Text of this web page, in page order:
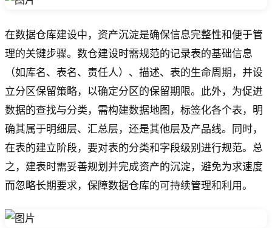
在数据仓库建设中，资产沉淀是确保信息完整性和便于管
理的关键步骤。数仓建设时需规范的记录表的基础信息
（如库名、表名、责任人）、描述、表的生命周期，并设
立分区保留策略，以确定分区的保留期限。此外，为促进
数据的查找与分类，需构建数据地图，标签化各个表，明
确其属于明细层、汇总层，还是其他层及产品线。同时，
在表的建立阶段，要对表的分类和字段级别进行规范。总
之，建表时需妥善规划并完成资产的沉淀，避免为求速度
而忽略长期要求，保障数据仓库的可持续管理和利用。